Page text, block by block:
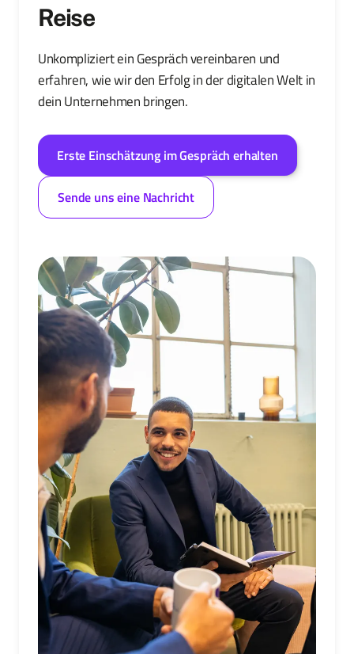
Reise
Unkompliziert ein Gespräch vereinbaren und
erfahren, wie wir den Erfolg in der digitalen Welt in
dein Unternehmen bringen.
Erste Einschätzung im Gespräch erhalten
Sende uns eine Nachricht